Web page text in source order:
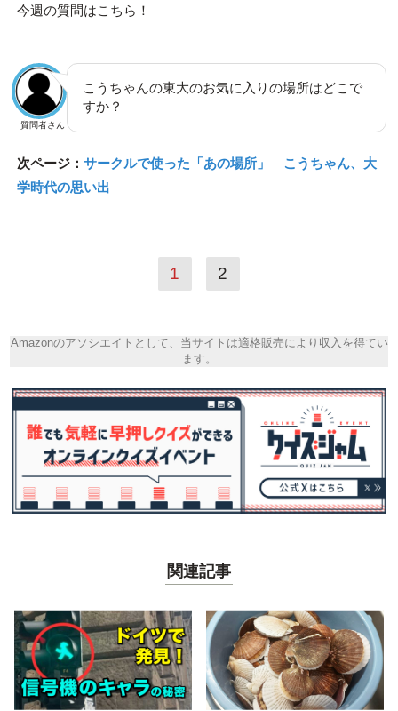
今週の質問はこちら！
質問者さん
こうちゃんの東大のお気に入りの場所はどこで
すか？
次ページ： サークルで使った「あの場所」 こうちゃん、大
学時代の思い出
1 2
Amazonのアソシエイトとして、当サイトは適格販売により収入を得てい
ます。
関連記事